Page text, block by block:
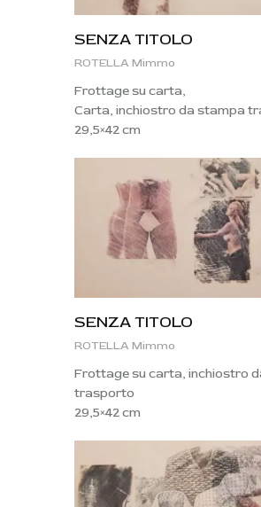
SENZA TITOLO
ROTELLA Mimmo
Frottage su carta,
Carta, inchiostro da stampa
29,5×42 cm
SENZA TITOLO
ROTELLA Mimmo
Frottage su carta, inchiostro
trasporto
29,5×42 cm